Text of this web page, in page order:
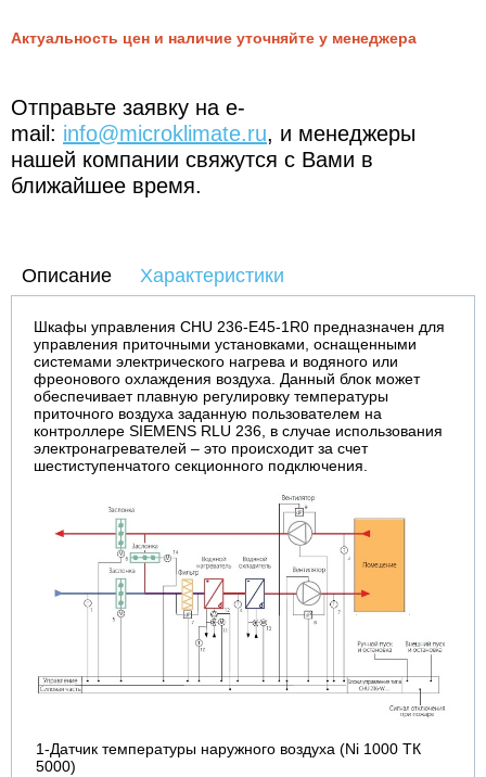
Актуальность цен и наличие уточняйте у менеджера
Отправьте заявку на e-
mail: info@microklimate.ru, и менеджеры
нашей компании свяжутся с Вами в
ближайшее время.
Описание Характеристики
Шкафы управления CHU 236-E45-1R0 предназначен для
управления приточными установками, оснащенными
системами электрического нагрева и водяного или
фреонового охлаждения воздуха. Данный блок может
обеспечивает плавную регулировку температуры
приточного воздуха заданную пользователем на
контроллере SIEMENS RLU 236, в случае использования
электронагревателей – это происходит за счет
шестиступенчатого секционного подключения.
1-Датчик температуры наружного воздуха (Ni 1000 ТК
5000)